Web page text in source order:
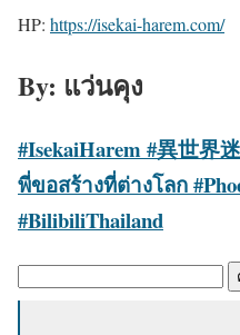
HP: https://isekai-harem.com/
By: แว่นคุง
#IsekaiHarem #異世界
พี่ขอสร้างที่ต่างโลก
#BilibiliThailand
ค้
น